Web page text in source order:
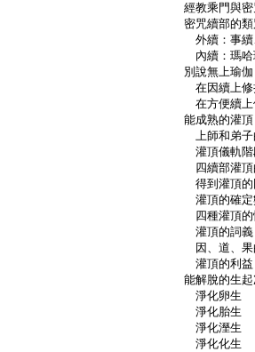
經教乘門與密咒
密咒續部的類
外續：事續、
內續：瑪哈瑜伽
別說無上瑜伽
在因續上修持
在方便續上修持
能成熟的灌頂
上師和弟子的
灌頂儀軌階
四續部灌頂的
得到灌頂的
灌頂的確定
四種灌頂的
灌頂的詞義
因、道、果的
灌頂的利益
能解脫的生起
淨化卵生
淨化胎生
淨化溼生
淨化化生